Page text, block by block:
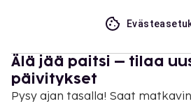
Älä jää paitsi – tilaa
päivitykset
Pysy ajan tasalla! Saat